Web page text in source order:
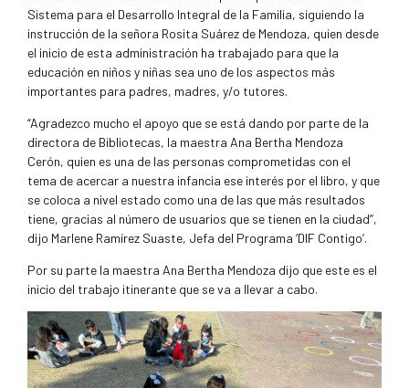
Sistema para el Desarrollo Integral de la Familia, siguiendo la
instrucción de la señora Rosita Suárez de Mendoza, quien desde
el inicio de esta administración ha trabajado para que la
educación en niños y niñas sea uno de los aspectos más
importantes para padres, madres, y/o tutores.
“Agradezco mucho el apoyo que se está dando por parte de la
directora de Bibliotecas, la maestra Ana Bertha Mendoza
Cerón, quien es una de las personas comprometidas con el
tema de acercar a nuestra infancia ese interés por el libro, y que
se coloca a nivel estado como una de las que más resultados
tiene, gracias al número de usuarios que se tienen en la ciudad”,
dijo Marlene Ramírez Suaste, Jefa del Programa ‘DIF Contigo’.
Por su parte la maestra Ana Bertha Mendoza dijo que este es el
inicio del trabajo itinerante que se va a llevar a cabo.